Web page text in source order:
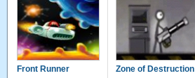
Front Runner Zone of Destruction